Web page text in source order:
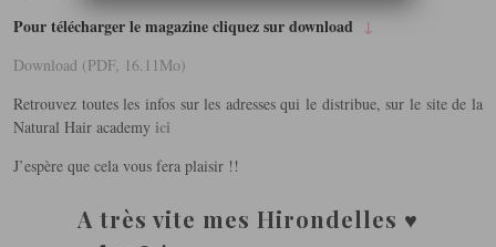
Pour télécharger le magazine cliquez sur download ↓
Download (PDF, 16.11Mo)
Retrouvez toutes les infos sur les adresses qui le distribue, sur le site de la
Natural Hair academy ici
J’espère que cela vous fera plaisir !!
A très vite mes Hirondelles ♥